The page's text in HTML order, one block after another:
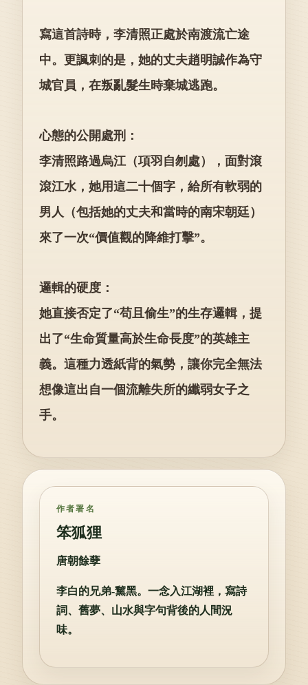
寫這首詩時，李清照正處於南渡流亡途
中。更諷刺的是，她的丈夫趙明誠作為守
城官員，在叛亂髮生時棄城逃跑。
心態的公開處刑：
李清照路過烏江（項羽自刎處），面對滾
滾江水，她用這二十個字，給所有軟弱的
男人（包括她的丈夫和當時的南宋朝廷）
來了一次“價值觀的降維打擊”。
邏輯的硬度：
她直接否定了“苟且偷生”的生存邏輯，提
出了“生命質量高於生命長度”的英雄主
義。這種力透紙背的氣勢，讓你完全無法
想像這出自一個流離失所的纖弱女子之
手。
作者署名
笨狐狸
唐朝餘孽
李白的兄弟-黧黑。一念入江湖裡，寫詩
詞、舊夢、山水與字句背後的人間況
味。